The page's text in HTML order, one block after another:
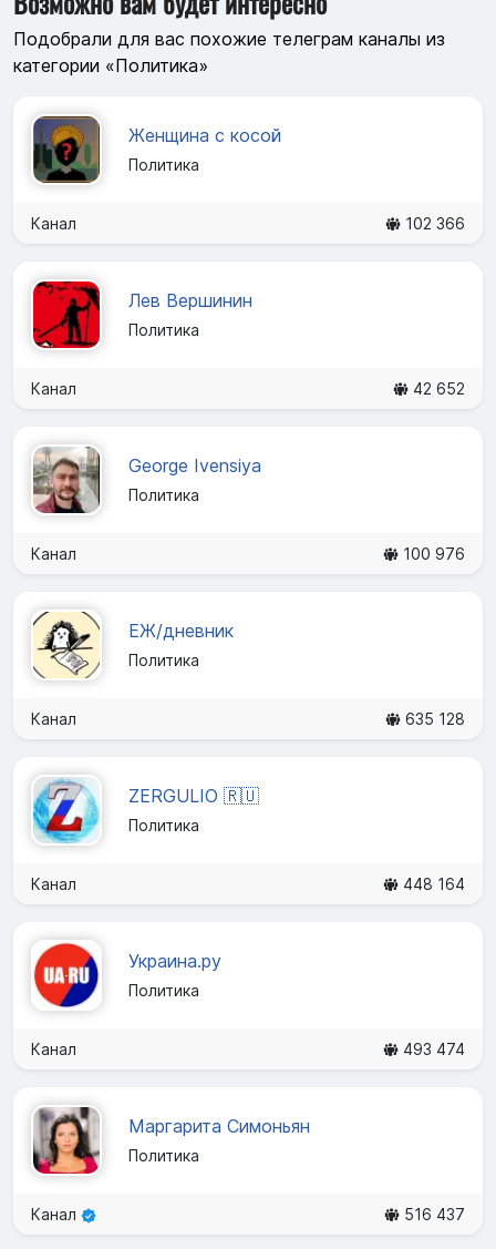
Подобрали для вас похожие телеграм каналы из
категории «Политика»
Женщина с косой
Политика
Канал 102 366
Лев Вершинин
Политика
Канал 42 652
George Ivensiya
Политика
Канал 100 976
ЕЖ/дневник
Политика
Канал 635 128
ZERGULIO 🇷🇺
Политика
Канал 448 164
Украина.ру
Политика
Канал 493 474
Маргарита Симоньян
Политика
Канал 516 437